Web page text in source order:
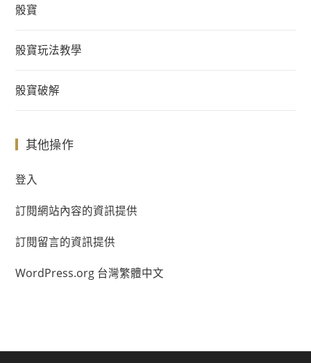
骰寶
骰寶玩法教學
骰寶破解
其他操作
登入
訂閱網站內容的資訊提供
訂閱留言的資訊提供
WordPress.org 台灣繁體中文